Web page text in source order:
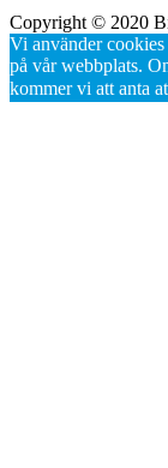
Copyright © 2020
Vi använder
på vår webbplats.
kommer vi att anta